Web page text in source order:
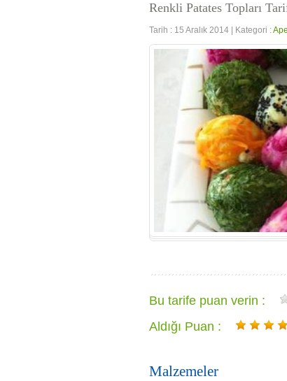
Renkli Patates Topları
Tarih : 15 Aralık 2014 Kategori :
Bu tarife puan verin :
Aldığı Puan :
Malzemeler